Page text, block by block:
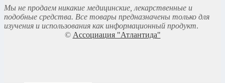
Мы не продаем никакие медицинские, лекарственные и
подобные средства. Все товары предназначены только для
изучения и использования как информационный продукт.
© Ассоциация "Атлантида"